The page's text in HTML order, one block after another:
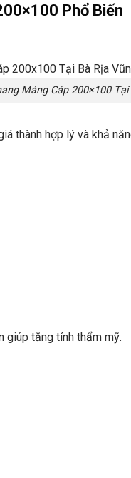
Phổ Biến
Máng Cáp 200×100 Tại
thành hợp lý và khả
giúp tăng tính thẩm mỹ.